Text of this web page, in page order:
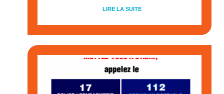
LIRE LA SUITE